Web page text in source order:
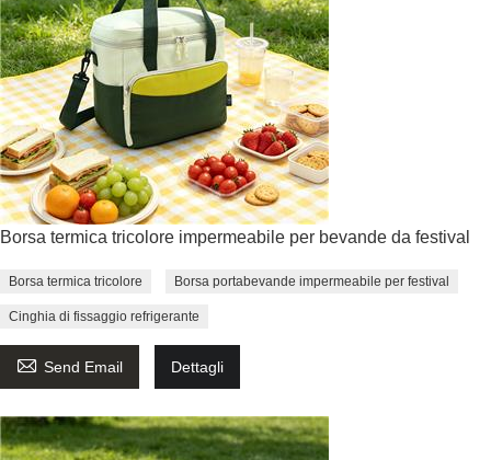
Borsa termica tricolore impermeabile per bevande da festival
Borsa termica tricolore Borsa portabevande impermeabile per festival
Cinghia di fissaggio refrigerante
 Send Email Dettagli